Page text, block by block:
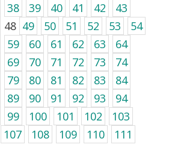
38 39 40 41 42
43
48 49 50 51 52 53
54
59 60 61 62 63
64
69 70 71 72 73
74
79 80 81 82 83
84
89 90 91 92 93
94
99 100 101 102
103
107 108 109 110 111